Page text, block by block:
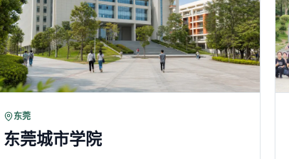
东莞
东莞城市学院